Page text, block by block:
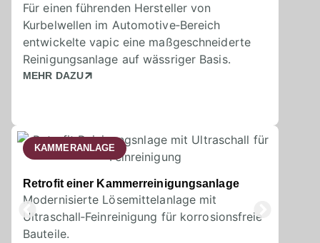
Für einen führenden Hersteller von
Kurbelwellen im Automotive‑Bereich
entwickelte vapic eine maßgeschneiderte
Reinigungsanlage auf wässriger Basis.
MEHR DAZU
KAMMERANLAGE
Retrofit einer Kammerreinigungsanlage
Modernisierte Lösemittelanlage mit
Ultraschall‑Feinreinigung für korrosionsfreie
Bauteile.